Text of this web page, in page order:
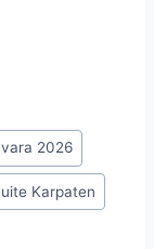
2026
Karpaten